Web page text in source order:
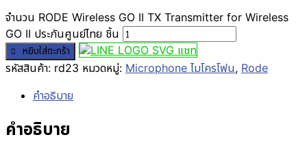
จำนวน RODE Wireless GO II TX Transmitter for Wireless
GO II ประกันศูนย์ไทย ชิ้น
หยิบใส่ตะกร้า
แชท
รหัสสินค้า: rd23 หมวดหมู่: Microphone ไมโครโฟน, Rode
คำอธิบาย
คำอธิบาย